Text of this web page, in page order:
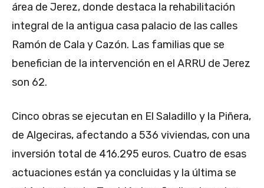
área de Jerez, donde destaca la rehabilitación
integral de la antigua casa palacio de las calles
Ramón de Cala y Cazón. Las familias que se
benefician de la intervención en el ARRU de Jerez
son 62.
Cinco obras se ejecutan en El Saladillo y la Piñera,
de Algeciras, afectando a 536 viviendas, con una
inversión total de 416.295 euros. Cuatro de esas
actuaciones están ya concluidas y la última se